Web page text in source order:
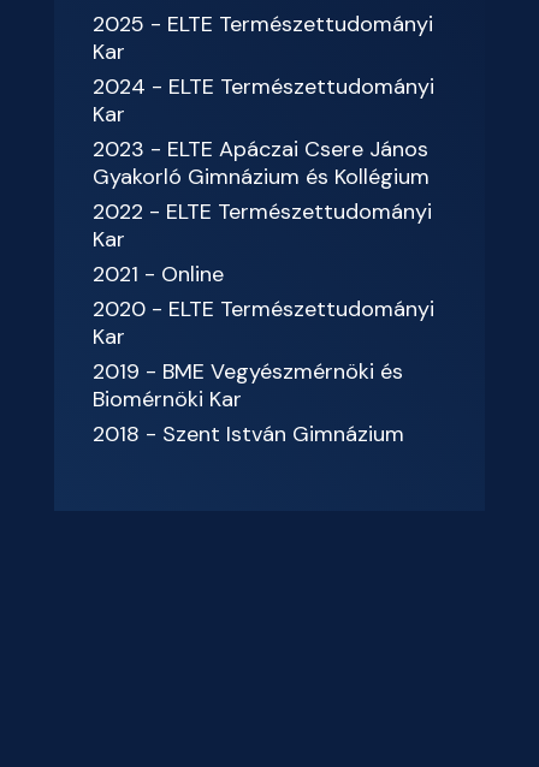
2025 - ELTE Természettudományi
Kar
2024 - ELTE Természettudományi
Kar
2023 - ELTE Apáczai Csere János
Gyakorló Gimnázium és Kollégium
2022 - ELTE Természettudományi
Kar
2021 - Online
2020 - ELTE Természettudományi
Kar
2019 - BME Vegyészmérnöki és
Biomérnöki Kar
2018 - Szent István Gimnázium